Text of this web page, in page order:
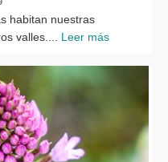
habitan nuestras
valles.... Leer más